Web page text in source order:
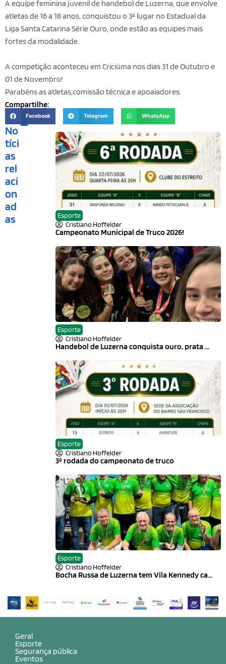
A equipe feminina juvenil de handebol de Luzerna, que envolve
atletas de 16 a 18 anos, conquistou o 3º lugar no Estadual da
Liga Santa Catarina Série Ouro, onde estão as equipes mais
fortes da modalidade.
A competição aconteceu em Criciúma nos dias 31 de Outubro e
01 de Novembro!
Parabéns as atletas,comissão técnica e apoaiadores.
Compartilhe:
Facebook Telegram WhatsApp
No
tíci
as
rel
aci
on
ad
as
Esporte
Cristiano Hoffelder
Campeonato Municipal de Truco 2026!
Esporte
Cristiano Hoffelder
Handebol de Luzerna conquista ouro, prata ...
Esporte
Cristiano Hoffelder
3º rodada do campeonato de truco
Esporte
Cristiano Hoffelder
Bocha Russa de Luzerna tem Vila Kennedy ca...
Geral
Esporte
Segurança pública
Eventos